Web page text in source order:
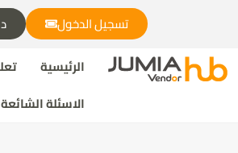
تسجيل الدخول
الرئيسية
الاسئلة الشائعة